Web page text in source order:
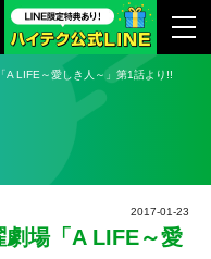
A LIFE～愛しき人～」第1話より!!
2017-01-23
劇場「A LIFE～愛